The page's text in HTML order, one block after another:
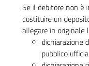
Se il debitore non è
costituire un
allegare in originale
dichiarazione
pubblico